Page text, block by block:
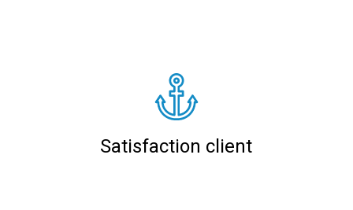
Satisfaction client